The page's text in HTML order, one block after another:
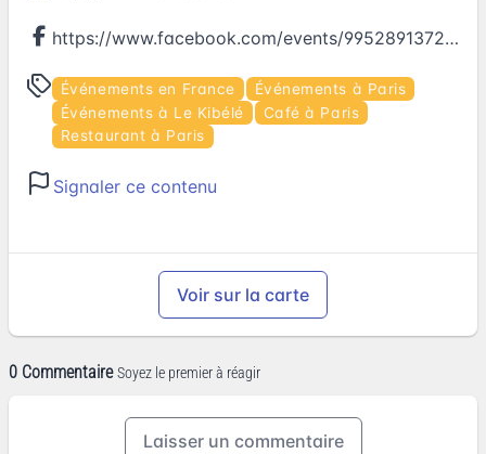
https://www.facebook.com/events/995289137247733
Événements en France
Événements à Paris
Événements à Le Kibélé
Café à Paris
Restaurant à Paris
Signaler ce contenu
Voir sur la carte
0 Commentaire Soyez le premier à réagir
Laisser un commentaire